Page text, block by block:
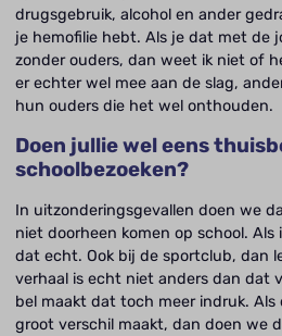
drugsgebruik, alcohol en ander
je hemofilie hebt. Als je dat met de
zonder ouders, dan weet ik niet of
er echter wel mee aan de slag,
hun ouders die het wel onthouden.
Doen jullie wel eens
schoolbezoeken?
In uitzonderingsgevallen doen we
niet doorheen komen op school.
dat echt. Ook bij de sportclub, dan
verhaal is echt niet anders dan dat
bel maakt dat toch meer indruk. Als
groot verschil maakt, dan doen we